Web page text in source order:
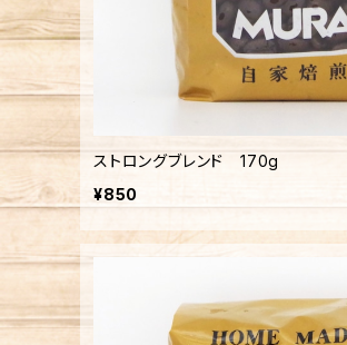
ストロングブレンド 170g
¥850